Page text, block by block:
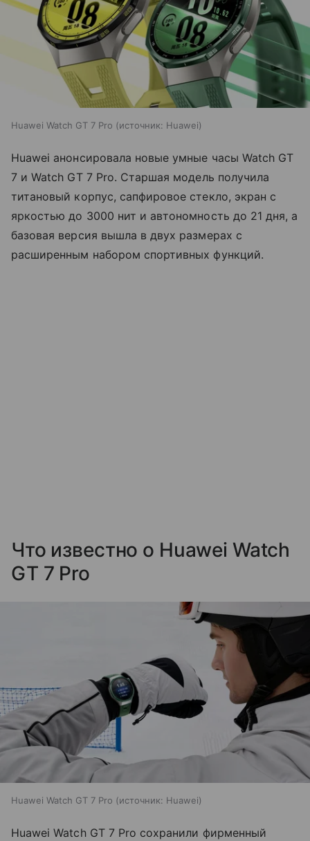
Huawei Watch GT 7 Pro источник: Huawei
Huawei анонсировала новые умные часы Watch GT
7 и Watch GT 7 Pro. Старшая модель получила
титановый корпус, сапфировое стекло, экран с
яркостью до 3000 нит и автономность до 21 дня, а
базовая версия вышла в двух размерах с
расширенным набором спортивных функций.
Что известно о Huawei Watch
GT 7 Pro
Huawei Watch GT 7 Pro источник: Huawei
Huawei Watch GT 7 Pro сохранили фирменный